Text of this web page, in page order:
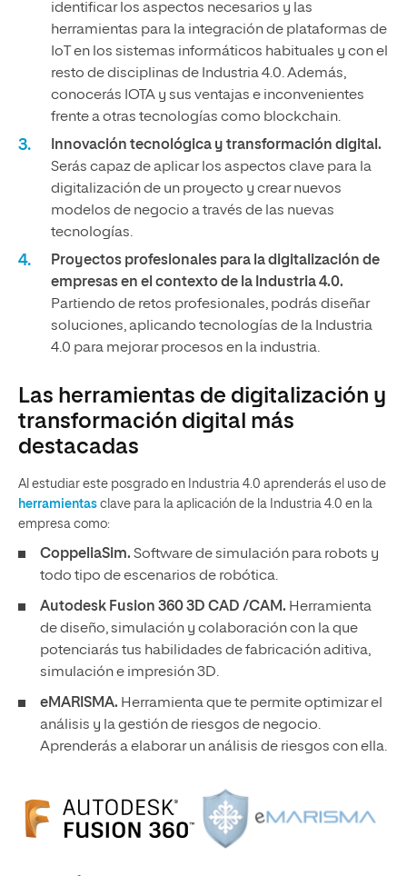
identificar los aspectos necesarios y las
herramientas para la integración de plataformas de
IoT en los sistemas informáticos habituales y con el
resto de disciplinas de Industria 4.0. Además,
conocerás IOTA y sus ventajas e inconvenientes
frente a otras tecnologías como blockchain.
Innovación tecnológica y transformación digital.
Serás capaz de aplicar los aspectos clave para la
digitalización de un proyecto y crear nuevos
modelos de negocio a través de las nuevas
tecnologías.
Proyectos profesionales para la digitalización de
empresas en el contexto de la Industria 4.0.
Partiendo de retos profesionales, podrás diseñar
soluciones, aplicando tecnologías de la Industria
4.0 para mejorar procesos en la industria.
Las herramientas de digitalización y
transformación digital más
destacadas
Al estudiar este posgrado en Industria 4.0 aprenderás el uso de
herramientas clave para la aplicación de la Industria 4.0 en la
empresa como:
CoppeliaSim. Software de simulación para robots y
todo tipo de escenarios de robótica.
Autodesk Fusion 360 3D CAD /CAM. Herramienta
de diseño, simulación y colaboración con la que
potenciarás tus habilidades de fabricación aditiva,
simulación e impresión 3D.
eMARISMA. Herramienta que te permite optimizar el
análisis y la gestión de riesgos de negocio.
Aprenderás a elaborar un análisis de riesgos con ella.